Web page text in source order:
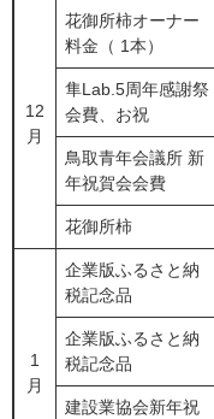
12
月
花御所柿オーナー
料金（ 1本）
隼Lab.5周年感謝祭
会費、お祝
鳥取青年会議所 新
年祝賀会会費
花御所柿
1
月
企業版ふるさと納
税記念品
企業版ふるさと納
税記念品
建設業協会新年祝